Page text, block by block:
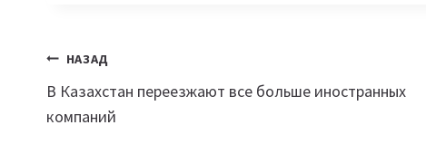
Навигация
по
НАЗАД
В Казахстан переезжают все больше иностранных
компаний